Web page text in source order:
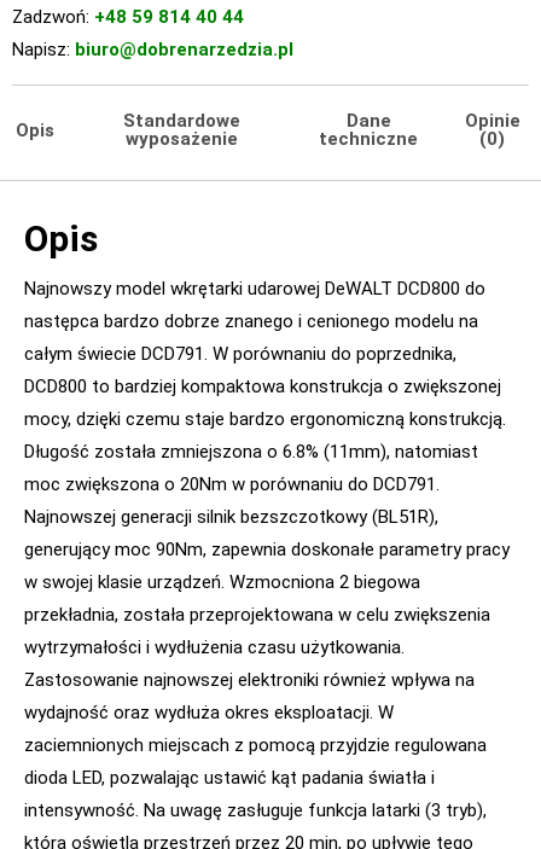
Zadzwoń: +48 59 814 40 44
Napisz: biuro@dobrenarzedzia.pl
Opis
Standardowe
wyposażenie
Dane
techniczne
Opinie
(0)
Opis
Najnowszy model wkrętarki udarowej DeWALT DCD800 do
następca bardzo dobrze znanego i cenionego modelu na
całym świecie DCD791. W porównaniu do poprzednika,
DCD800 to bardziej kompaktowa konstrukcja o zwiększonej
mocy, dzięki czemu staje bardzo ergonomiczną konstrukcją.
Długość została zmniejszona o 6.8% (11mm), natomiast
moc zwiększona o 20Nm w porównaniu do DCD791.
Najnowszej generacji silnik bezszczotkowy (BL51R),
generujący moc 90Nm, zapewnia doskonałe parametry pracy
w swojej klasie urządzeń. Wzmocniona 2 biegowa
przekładnia, została przeprojektowana w celu zwiększenia
wytrzymałości i wydłużenia czasu użytkowania.
Zastosowanie najnowszej elektroniki również wpływa na
wydajność oraz wydłuża okres eksploatacji. W
zaciemnionych miejscach z pomocą przyjdzie regulowana
dioda LED, pozwalając ustawić kąt padania światła i
intensywność. Na uwagę zasługuje funkcja latarki (3 tryb),
która oświetla przestrzeń przez 20 min, po upływie tego